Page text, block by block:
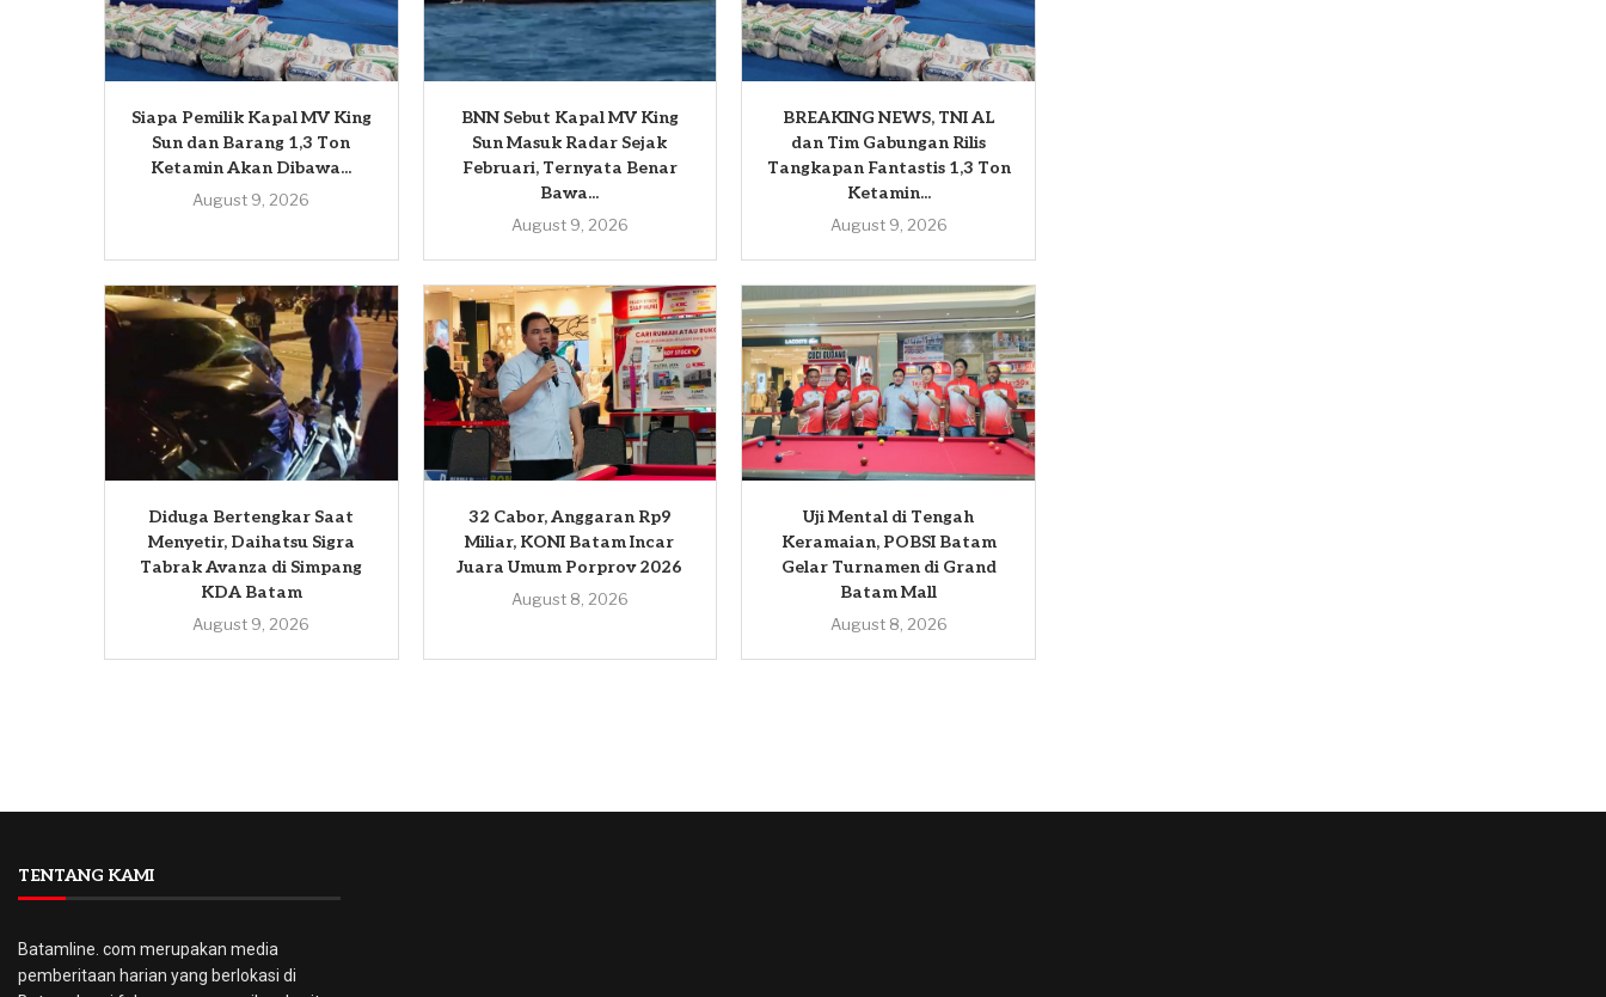
Siapa Pemilik Kapal MV King
Sun dan Barang 1,3 Ton
Ketamin Akan Dibawa...
August 9, 2026
BNN Sebut Kapal MV King
Sun Masuk Radar Sejak
Februari, Ternyata Benar
Bawa...
August 9, 2026
BREAKING NEWS, TNI AL
dan Tim Gabungan Rilis
Tangkapan Fantastis 1,3 Ton
Ketamin...
August 9, 2026
Diduga Bertengkar Saat
Menyetir, Daihatsu Sigra
Tabrak Avanza di Simpang
KDA Batam
August 9, 2026
32 Cabor, Anggaran Rp9
Miliar, KONI Batam Incar
Juara Umum Porprov 2026
August 8, 2026
Uji Mental di Tengah
Keramaian, POBSI Batam
Gelar Turnamen di Grand
Batam Mall
August 8, 2026
TENTANG KAMI
Batamline. com merupakan media
pemberitaan harian yang berlokasi di